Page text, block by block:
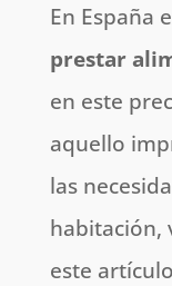
En España
prestar
en este
aquello
las
habitación,
este